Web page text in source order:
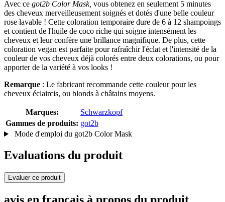
Avec ce got2b Color Mask, vous obtenez en seulement 5 minutes
des cheveux merveilleusement soignés et dotés d'une belle couleur
rose lavable ! Cette coloration temporaire dure de 6 à 12 shampoings
et contient de l'huile de coco riche qui soigne intensément les
cheveux et leur confère une brillance magnifique. De plus, cette
coloration vegan est parfaite pour rafraîchir l'éclat et l'intensité de la
couleur de vos cheveux déjà colorés entre deux colorations, ou pour
apporter de la variété à vos looks !
Remarque : Le fabricant recommande cette couleur pour les
cheveux éclaircis, ou blonds à châtains moyens.
Marques:
Schwarzkopf
Gammes de produits: got2b
Mode d'emploi du got2b Color Mask
Evaluations du produit
Evaluer ce produit